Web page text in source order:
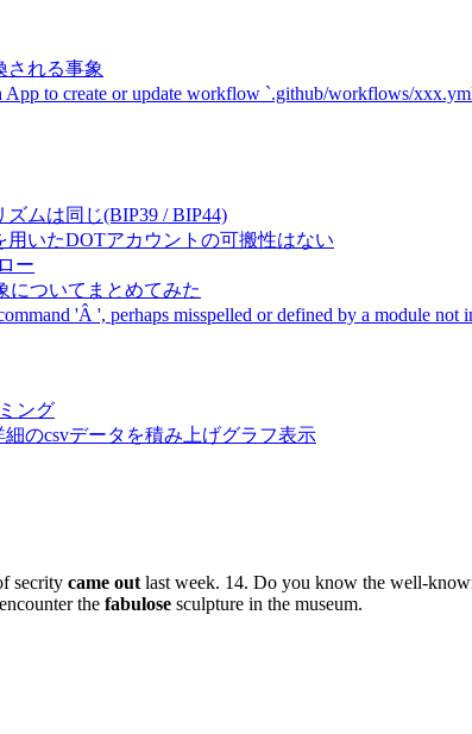
される事象
to create or update workflow `.github/workflows/
ズムは同じ(BIP39 / BIP44)
用いたDOTアカウントの可搬性はない
ー
についてまとめてみた
'Â ', perhaps misspelled or defined by a module not
ング
のcsvデータを積み上げグラフ表示
secrity came out last week. 14. Do you know the well-
the fabulose sculpture in the museum.